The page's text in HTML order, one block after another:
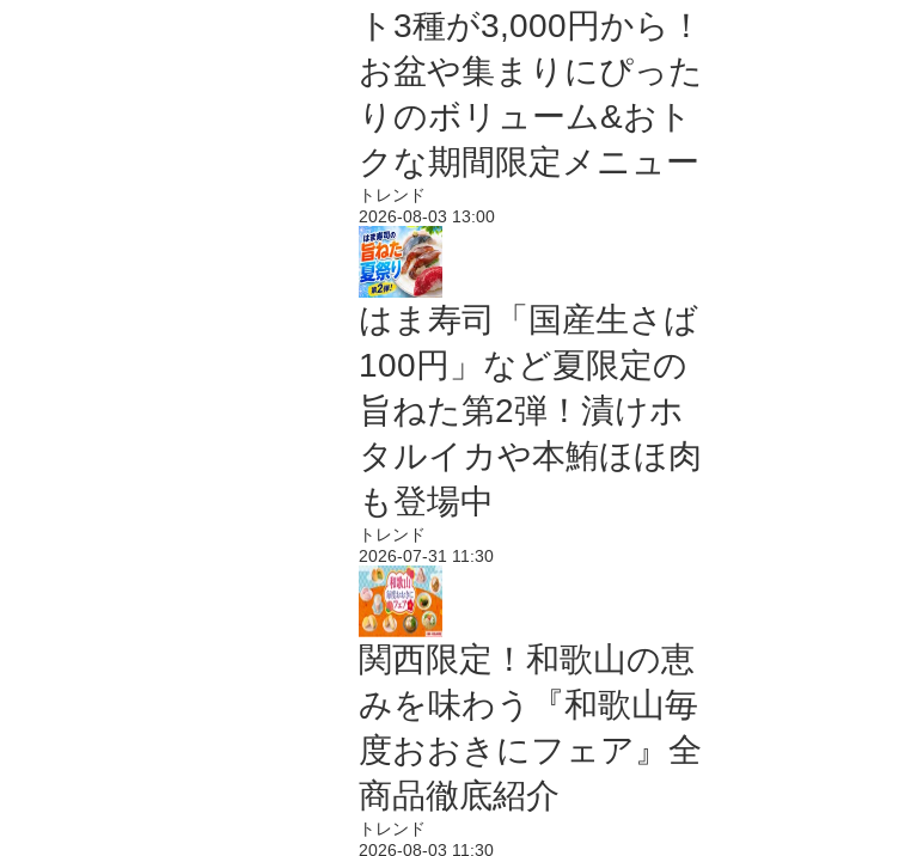
ト3種が3,000円から！
お盆や集まりにぴった
りのボリューム&おト
クな期間限定メニュー
トレンド
2026-08-03 13:00
はま寿司「国産生さば
100円」など夏限定の
旨ねた第2弾！漬けホ
タルイカや本鮪ほほ肉
も登場中
トレンド
2026-07-31 11:30
関西限定！和歌山の恵
みを味わう『和歌山毎
度おおきにフェア』全
商品徹底紹介
トレンド
2026-08-03 11:30